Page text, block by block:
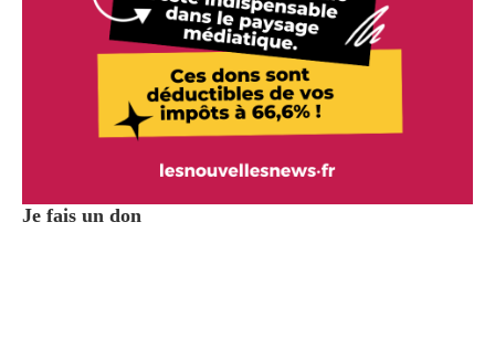
Je fais un don